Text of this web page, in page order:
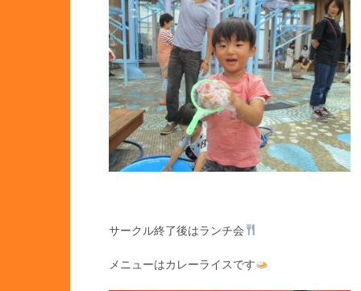
サークル終了後はランチ会
メニューはカレーライスです